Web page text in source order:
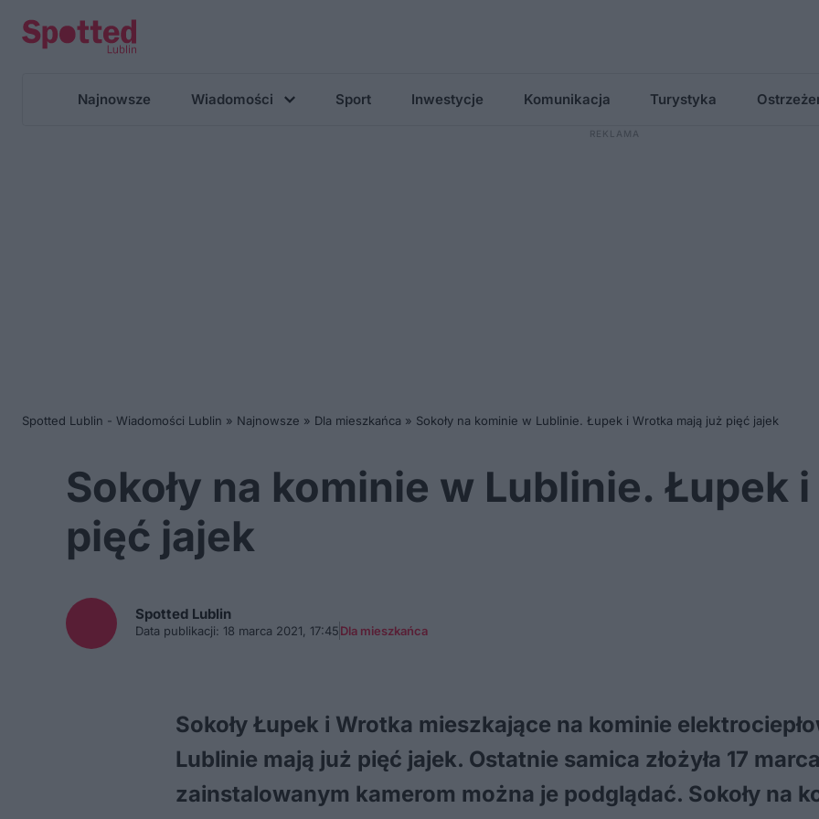
Najnowsze Wiadomości Sport Inwestycje Komunikacja Turystyka
Spotted Lublin - Wiadomości Lublin » Najnowsze » Dla mieszkańca » Sokoły na kominie w Lublinie. Łupek i Wrotka mają już pięć jajek
Sokoły na kominie w Lublinie. Łupek
pięć jajek
Spotted Lublin
Data publikacji: 18 marca 2021, 17:45Dla mieszkańca
Sokoły Łupek i Wrotka mieszkające na kominie
Lublinie mają już pięć jajek. Ostatnie samica złożyła 17
zainstalowanym kamerom można je podglądać. Sokoły na